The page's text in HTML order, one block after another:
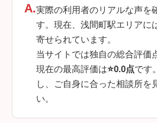
実際の利用者のリアルな声を
す。現在、浅間町駅エリアに
寄せられています。
当サイトでは独自の総合評価
現在の最高評価は⭐0.0点です
し、ご自身に合った相談所を
い。